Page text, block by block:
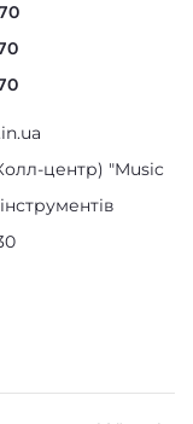
центр) "Music